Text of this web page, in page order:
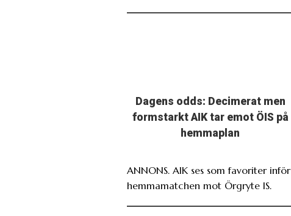
Dagens odds: Decimerat men
formstarkt AIK tar emot ÖIS på
hemmaplan
ANNONS. AIK ses som favoriter inför
hemmamatchen mot Örgryte IS.